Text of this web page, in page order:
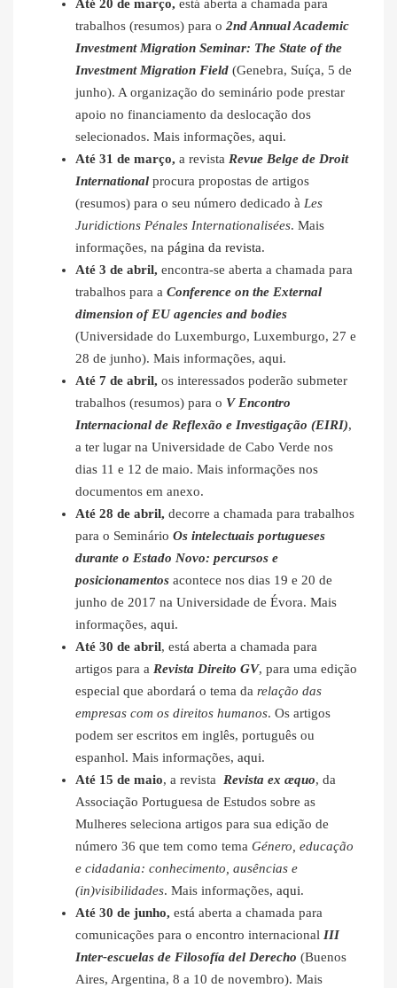
Até 20 de março, está aberta a chamada para
trabalhos (resumos) para o 2nd Annual Academic
Investment Migration Seminar: The State of the
Investment Migration Field (Genebra, Suíça, 5 de
junho). A organização do seminário pode prestar
apoio no financiamento da deslocação dos
selecionados. Mais informações, aqui.
Até 31 de março, a revista Revue Belge de Droit
International procura propostas de artigos
(resumos) para o seu número dedicado à Les
Juridictions Pénales Internationalisées. Mais
informações, na página da revista.
Até 3 de abril, encontra-se aberta a chamada para
trabalhos para a Conference on the External
dimension of EU agencies and bodies
(Universidade do Luxemburgo, Luxemburgo, 27 e
28 de junho). Mais informações, aqui.
Até 7 de abril, os interessados poderão submeter
trabalhos (resumos) para o V Encontro
Internacional de Reflexão e Investigação (EIRI),
a ter lugar na Universidade de Cabo Verde nos
dias 11 e 12 de maio. Mais informações nos
documentos em anexo.
Até 28 de abril, decorre a chamada para trabalhos
para o Seminário Os intelectuais portugueses
durante o Estado Novo: percursos e
posicionamentos acontece nos dias 19 e 20 de
junho de 2017 na Universidade de Évora. Mais
informações, aqui.
Até 30 de abril, está aberta a chamada para
artigos para a Revista Direito GV, para uma edição
especial que abordará o tema da relação das
empresas com os direitos humanos. Os artigos
podem ser escritos em inglês, português ou
espanhol. Mais informações, aqui.
Até 15 de maio, a revista Revista ex æquo, da
Associação Portuguesa de Estudos sobre as
Mulheres seleciona artigos para sua edição de
número 36 que tem como tema Género, educação
e cidadania: conhecimento, ausências e
(in)visibilidades. Mais informações, aqui.
Até 30 de junho, está aberta a chamada para
comunicações para o encontro internacional III
Inter-escuelas de Filosofía del Derecho (Buenos
Aires, Argentina, 8 a 10 de novembro). Mais